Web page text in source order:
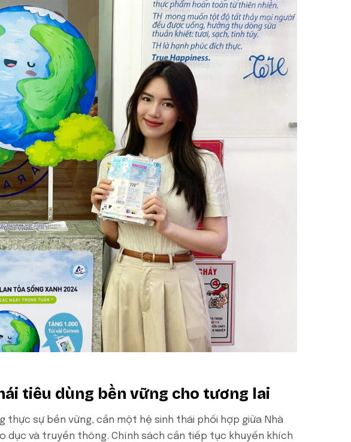
tiêu dùng bền vững cho tương lai
thực sự bền vững, cần một hệ sinh thái phối hợp giữa Nhà
dục và truyền thông. Chính sách cần tiếp tục khuyến khích